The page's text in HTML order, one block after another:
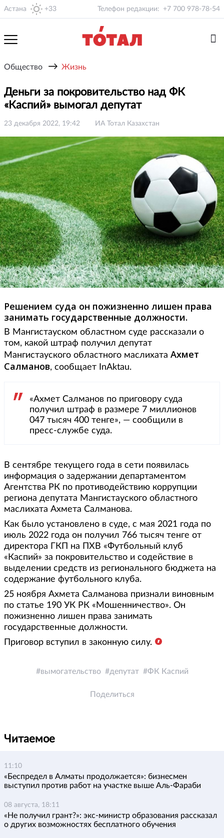
Астана +33 Телефон редакции: +7 700 978-78-54
Общество → Жизнь
Деньги за покровительство над ФК
«Каспий» вымогал депутат
23 декабря 2022, 19:42 ИА Тотал Казахстан
Решением суда он пожизненно лишен права
занимать государственные должности.
В Мангистауском областном суде рассказали о
том, какой штраф получил депутат
Мангистауского областного маслихата Ахмет
Салманов, сообщает InAktau.
«Ахмет Салманов по приговору суда
получил штраф в размере 7 миллионов
047 тысяч 400 тенге», — сообщили в
пресс-службе суда.
В сентябре текущего года в сети появилась
информация о задержании департаментом
Агентства РК по противодействию коррупции
региона депутата Мангистауского областного
маслихата Ахмета Салманова.
Как было установлено в суде, с мая 2021 года по
июль 2022 года он получил 766 тысяч тенге от
директора ГКП на ПХВ «Футбольный клуб
«Каспий» за покровительство и содействие в
выделении средств из регионального бюджета на
содержание футбольного клуба.
25 ноября Ахмета Салманова признали виновным
по статье 190 УК РК «Мошенничество». Он
пожизненно лишен права занимать
государственные должности.
Приговор вступил в законную силу.
вымогательство депутат ФК Каспий
Поделиться
Читаемое
11:10
«Беспредел в Алматы продолжается»: бизнесмен
выступил против работ на участке выше Аль-Фараби
08 августа, 18:11
«Не получил грант?»: экс-министр образования рассказал
о других возможностях бесплатного обучения